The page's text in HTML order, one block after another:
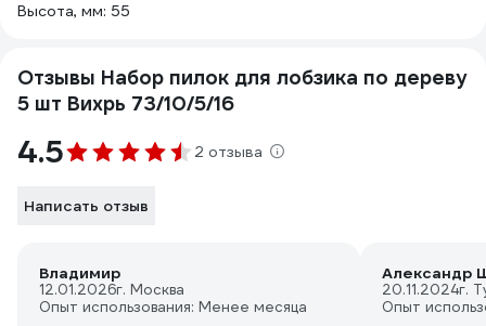
Высота, мм: 55
Отзывы Набор пилок для лобзика по дереву
5 шт Вихрь 73/10/5/16
4.5 2 отзыва
Написать отзыв
Владимир
12.01.2026г. Москва
Опыт использования: Менее месяца
Александр
20.11.2024г.
Опыт